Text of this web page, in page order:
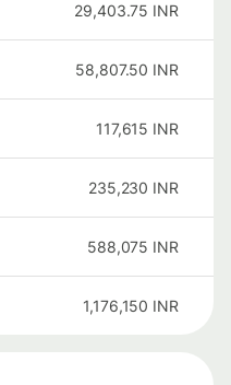
29,403.75 INR
58,807.50 INR
117,615 INR
235,230 INR
588,075 INR
1,176,150 INR